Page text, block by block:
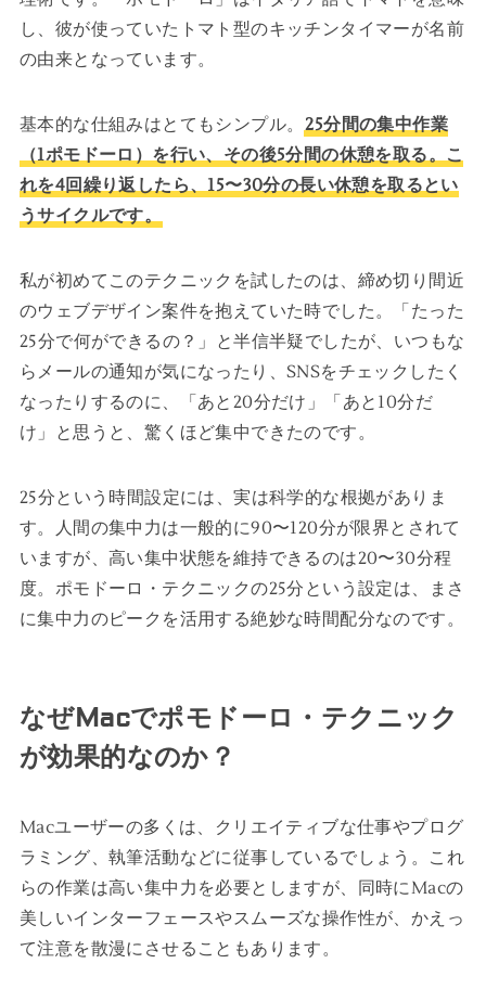
し、彼が使っていたトマト型のキッチンタイマーが名前
の由来となっています。
基本的な仕組みはとてもシンプル。25分間の集中作業
（1ポモドーロ）を行い、その後5分間の休憩を取る。こ
れを4回繰り返したら、15〜30分の長い休憩を取るとい
うサイクルです。
私が初めてこのテクニックを試したのは、締め切り間近
のウェブデザイン案件を抱えていた時でした。「たった
25分で何ができるの？」と半信半疑でしたが、いつもな
らメールの通知が気になったり、SNSをチェックしたく
なったりするのに、「あと20分だけ」「あと10分だ
け」と思うと、驚くほど集中できたのです。
25分という時間設定には、実は科学的な根拠がありま
す。人間の集中力は一般的に90〜120分が限界とされて
いますが、高い集中状態を維持できるのは20〜30分程
度。ポモドーロ・テクニックの25分という設定は、まさ
に集中力のピークを活用する絶妙な時間配分なのです。
なぜMacでポモドーロ・テクニック
が効果的なのか？
Macユーザーの多くは、クリエイティブな仕事やプログ
ラミング、執筆活動などに従事しているでしょう。これ
らの作業は高い集中力を必要としますが、同時にMacの
美しいインターフェースやスムーズな操作性が、かえっ
て注意を散漫にさせることもあります。